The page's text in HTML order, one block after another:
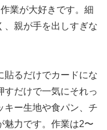
業が大好きです。細
、親が手を出しすぎな
貼るだけでカードにな
すだけで一気にそれっ
キー生地や食パン、チ
魅力です。作業は2〜